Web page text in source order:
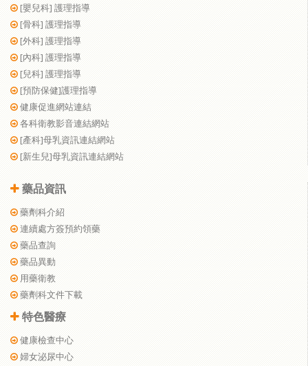
[嬰兒科] 護理指導
[骨科] 護理指導
[外科] 護理指導
[內科] 護理指導
[兒科] 護理指導
[預防保健]護理指導
健康促進網站連結
各科衛教影音連結網站
[產科]母乳資訊連結網站
[新生兒]母乳資訊連結網站
藥品資訊
藥劑科介紹
連續處方簽預約領藥
藥品查詢
藥品異動
用藥衛教
藥劑科文件下載
特色醫療
健康檢查中心
婦女泌尿中心